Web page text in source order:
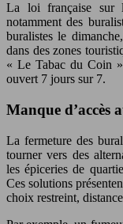
La loi française sur
notamment des
buralistes le
dans des zones
« Le Tabac du Coin
ouvert 7 jours sur 7.
Manque d’accès
La fermeture des
tourner vers des
les épiceries de
Ces solutions
choix restreint,